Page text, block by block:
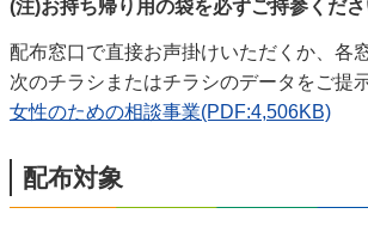
(注)お持ち帰り用の袋を必ずご持参くださ
配布窓口で直接お声掛けいただくか、各
次のチラシまたはチラシのデータをご提
女性のための相談事業(PDF:4,506KB)
配布対象